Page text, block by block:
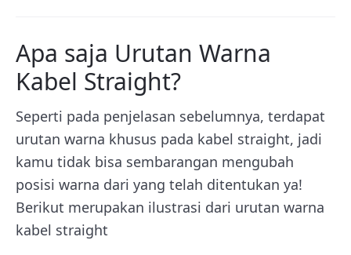
Apa saja Urutan Warna
Kabel Straight?
Seperti pada penjelasan sebelumnya, terdapat
urutan warna khusus pada kabel straight, jadi
kamu tidak bisa sembarangan mengubah
posisi warna dari yang telah ditentukan ya!
Berikut merupakan ilustrasi dari urutan warna
kabel straight